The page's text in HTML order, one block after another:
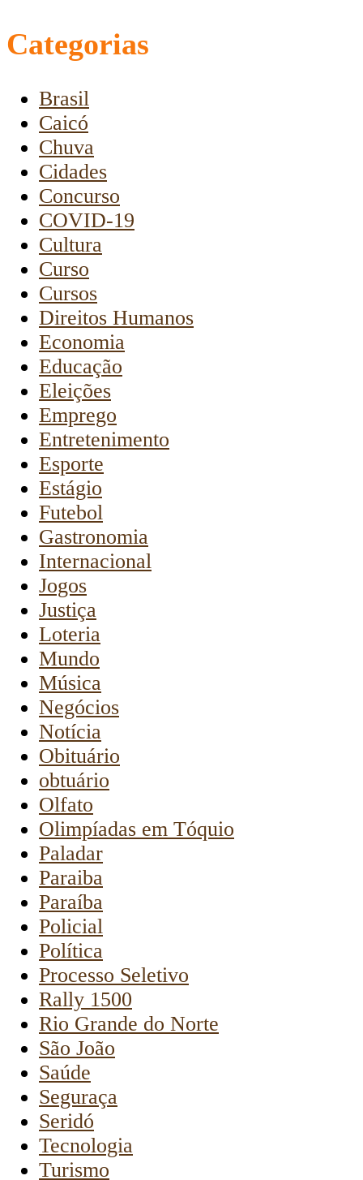
Categorias
Brasil
Caicó
Chuva
Cidades
Concurso
COVID-19
Cultura
Curso
Cursos
Direitos Humanos
Economia
Educação
Eleições
Emprego
Entretenimento
Esporte
Estágio
Futebol
Gastronomia
Internacional
Jogos
Justiça
Loteria
Mundo
Música
Negócios
Notícia
Obituário
obtuário
Olfato
Olimpíadas em Tóquio
Paladar
Paraiba
Paraíba
Policial
Política
Processo Seletivo
Rally 1500
Rio Grande do Norte
São João
Saúde
Seguraça
Seridó
Tecnologia
Turismo